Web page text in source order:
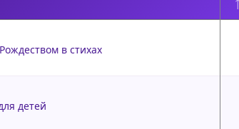
в стихах
детей